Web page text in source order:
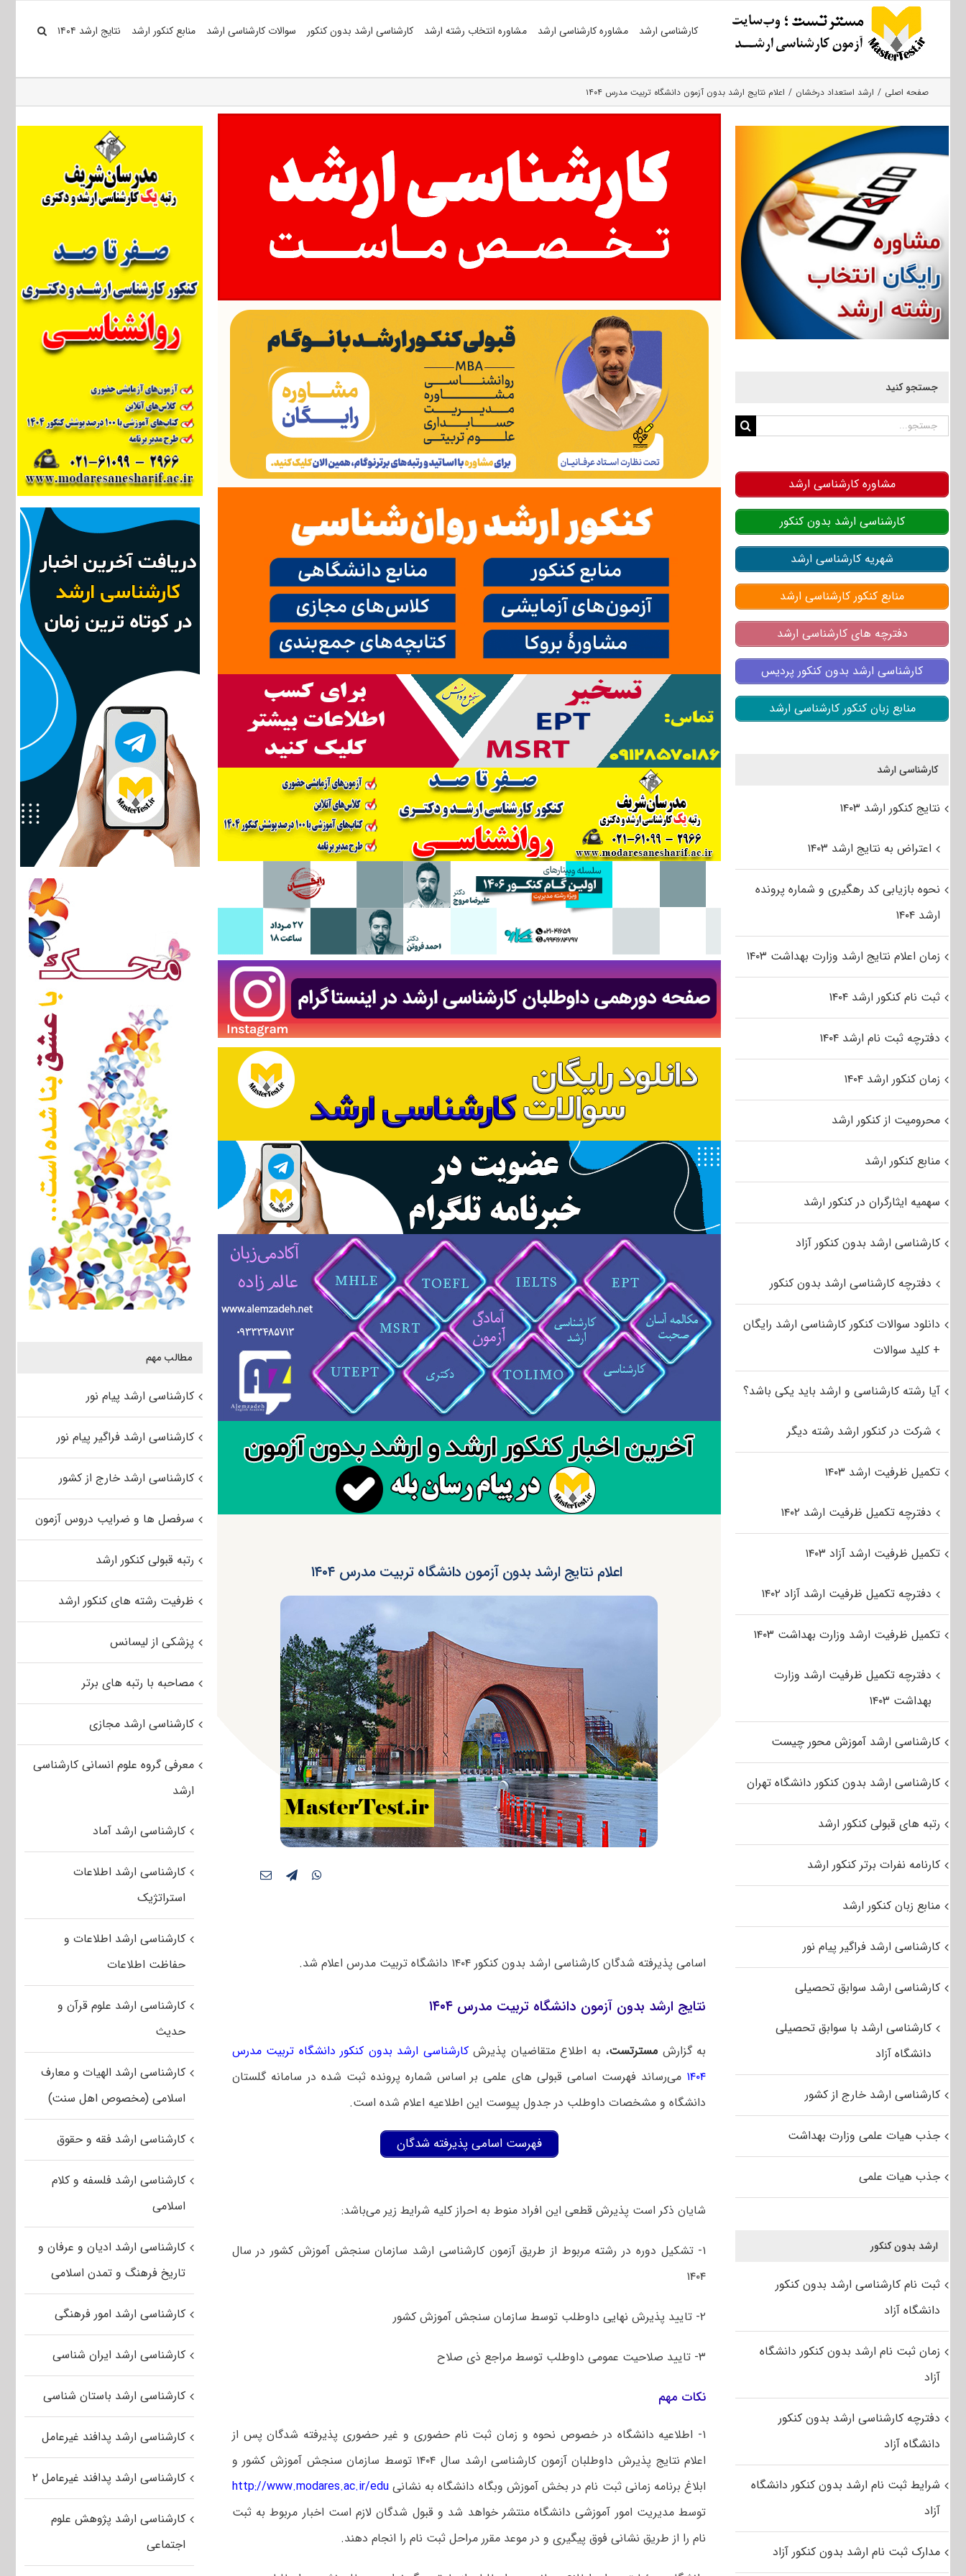
کارشناسی ارشد مشاوره کارشناسی ارشد مشاوره انتخاب رشته ارشد کارشناسی ارشد بدون کنکور سوالات کارشناسی ارشد منابع کنکور ارشد نتایج ارشد ۱۴۰۴
صفحه اصلی ارشد استعداد درخشان اعلام نتایج ارشد بدون آزمون دانشگاه تربیت مدرس ۱۴۰۴
اعلام نتایج ارشد بدون آزمون دانشگاه تربیت مدرس ۱۴۰۴
اسامی پذیرفته‌ شدگان کارشناسی ارشد بدون کنکور ۱۴۰۴ دانشگاه تربیت مدرس اعلام شد.
نتایج ارشد بدون آزمون دانشگاه تربیت مدرس ۱۴۰۴
به گزارش مسترتست، به اطلاع متقاضیان پذیرش کارشناسی ارشد بدون کنکور دانشگاه تربیت مدرس
۱۴۰۴ می‌رساند فهرست اسامی قبولی های علمی بر اساس شماره پرونده ثبت شده در سامانه گلستان
دانشگاه و مشخصات داوطلب در جدول پیوست این اطلاعیه اعلام شده است.
فهرست اسامی پذیرفته شدگان
شایان ذکر است پذیرش قطعی این افراد منوط به احراز کلیه شرایط زیر می‌باشد:
۱- تشکیل دوره در رشته مربوط از طریق آزمون کارشناسی ارشد سازمان سنجش آموزش کشور در سال
۱۴۰۴
۲- تایید پذیرش نهایی داوطلب توسط سازمان سنجش آموزش کشور
۳- تایید صلاحیت عمومی داوطلب توسط مراجع ذی صلاح
نکات مهم
۱- اطلاعیه دانشگاه در خصوص نحوه و زمان ثبت نام حضوری و غیر حضوری پذیرفته شدگان پس از
اعلام نتایج پذیرش
داوطلبان آزمون کارشناسی ارشد سال ۱۴۰۴ توسط سازمان سنجش آموزش کشور و
ابلاغ برنامه زمانی ثبت نام در بخش آموزش وبگاه دانشگاه به نشانیhttp://www.modares.ac.ir/edu
توسط مدیریت امور آموزشی دانشگاهمنتشر خواهد شد و قبول شدگان لازم است اخبار مربوط به ثبت
نام را از طریق نشانی فوق پیگیری و در موعد مقرر مراحل ثبت نام را انجام دهند.
مطالب مهم
کارشناسی ارشد پیام نور
کارشناسی ارشد فراگیر پیام نور
کارشناسی ارشد خارج از کشور
سرفصل ها و ضرایب دروس آزمون
رتبه قبولی کنکور ارشد
ظرفیت رشته های کنکور ارشد
پزشکی از لیسانس
مصاحبه با رتبه های برتر
کارشناسی ارشد مجازی
معرفی گروه علوم انسانی کارشناسی
ارشد
کارشناسی ارشد آماد
کارشناسی ارشد اطلاعات
استراتژیک
کارشناسی ارشد اطلاعات و
حفاظت اطلاعات
کارشناسی ارشد علوم قرآن و
حدیث
کارشناسی ارشد الهیات و معارف
اسلامی (مخصوص اهل سنت)
کارشناسی ارشد فقه و حقوق
کارشناسی ارشد فلسفه و کلام
اسلامی
کارشناسی ارشد ادیان و عرفان و
تاریخ فرهنگ و تمدن اسلامی
کارشناسی ارشد امور فرهنگی
کارشناسی ارشد ایران شناسی
کارشناسی ارشد باستان شناسی
کارشناسی ارشد پدافند غیرعامل
کارشناسی ارشد پدافند غیرعامل ۲
کارشناسی ارشد پژوهش علوم
اجتماعی
جستجو کنید
جستجو
مشاوره کارشناسی ارشد
کارشناسی ارشد بدون کنکور
شهریه کارشناسی ارشد
منابع کنکور کارشناسی ارشد
دفترچه های کارشناسی ارشد
کارشناسی ارشد بدون کنکور پردیس
منابع زبان کنکور کارشناسی ارشد
کارشناسی ارشد
نتایج کنکور ارشد ۱۴۰۳
اعتراض به نتایج ارشد ۱۴۰۳
نحوه بازیابی کد رهگیری و شماره پرونده
ارشد ۱۴۰۴
زمان اعلام نتایج ارشد وزارت بهداشت ۱۴۰۳
ثبت نام کنکور ارشد ۱۴۰۴
دفترچه ثبت نام ارشد ۱۴۰۴
زمان کنکور ارشد ۱۴۰۴
محرومیت از کنکور ارشد
منابع کنکور ارشد
سهمیه ایثارگران در کنکور ارشد
کارشناسی ارشد بدون کنکور آزاد
دفترچه کارشناسی ارشد بدون کنکور
دانلود سوالات کنکور کارشناسی ارشد رایگان
+ کلید سوالات
آیا رشته کارشناسی و ارشد باید یکی باشد؟
شرکت در کنکور ارشد رشته دیگر
تکمیل ظرفیت ارشد ۱۴۰۳
دفترچه تکمیل ظرفیت ارشد ۱۴۰۲
تکمیل ظرفیت ارشد آزاد ۱۴۰۳
دفترچه تکمیل ظرفیت ارشد آزاد ۱۴۰۲
تکمیل ظرفیت ارشد وزارت بهداشت ۱۴۰۳
دفترچه تکمیل ظرفیت ارشد وزارت
بهداشت ۱۴۰۳
کارشناسی ارشد آموزش محور چیست
کارشناسی ارشد بدون کنکور دانشگاه تهران
رتبه های قبولی کنکور ارشد
کارنامه نفرات برتر کنکور ارشد
منابع زبان کنکور ارشد
کارشناسی ارشد فراگیر پیام نور
کارشناسی ارشد سوابق تحصیلی
کارشناسی ارشد با سوابق تحصیلی
دانشگاه آزاد
کارشناسی ارشد خارج از کشور
جذب هیات علمی وزارت بهداشت
جذب هیات علمی
ارشد بدون کنکور
ثبت نام کارشناسی ارشد بدون کنکور
دانشگاه آزاد
زمان ثبت نام ارشد بدون کنکور دانشگاه
آزاد
دفترچه کارشناسی ارشد بدون کنکور
دانشگاه آزاد
شرایط ثبت نام ارشد بدون کنکور دانشگاه
آزاد
مدارک ثبت نام ارشد بدون کنکور آزاد